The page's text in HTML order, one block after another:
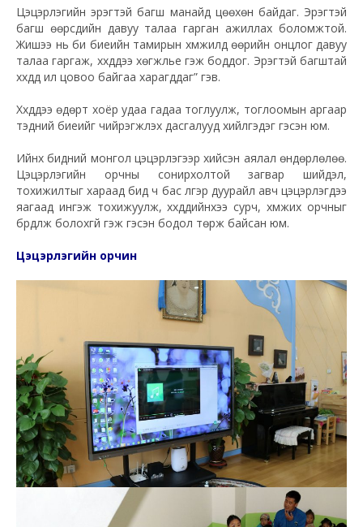
Цэцэрлэгийн эрэгтэй багш манайд цөөхөн байдаг. Эрэгтэй
багш өөрсдийн давуу талаа гарган ажиллах боломжтой.
Жишээ нь би биеийн тамирын хүмүүжилд өөрийн онцлог давуу
талаа гаргаж, хүүхдүүдээ хөгжүүлье гэж боддог. Эрэгтэй багштай
хүүхдүүд илүү цовоо байгаа харагддаг” гэв.
Хүүхдүүдээ өдөрт хоёр удаа гадаа тоглуулж, тоглоомын аргаар
тэдний биеийг чийрэгжүүлэх дасгалууд хийлгэдэг гэсэн юм.
Ийнхүү бидний монгол цэцэрлэгээр хийсэн аялал өндөрлөлөө.
Цэцэрлэгийн орчны сонирхолтой загвар шийдэл,
тохижилтыг хараад бид ч бас үлгэр дуурайл авч цэцэрлэгүүдээ
яагаад ингэж тохижуулж, хүүхдүүдийнхээ сурч, хүмүүжих орчныг
бүрдүүлж болохгүй гэж гэсэн бодол төрж байсан юм.
Цэцэрлэгийн орчин